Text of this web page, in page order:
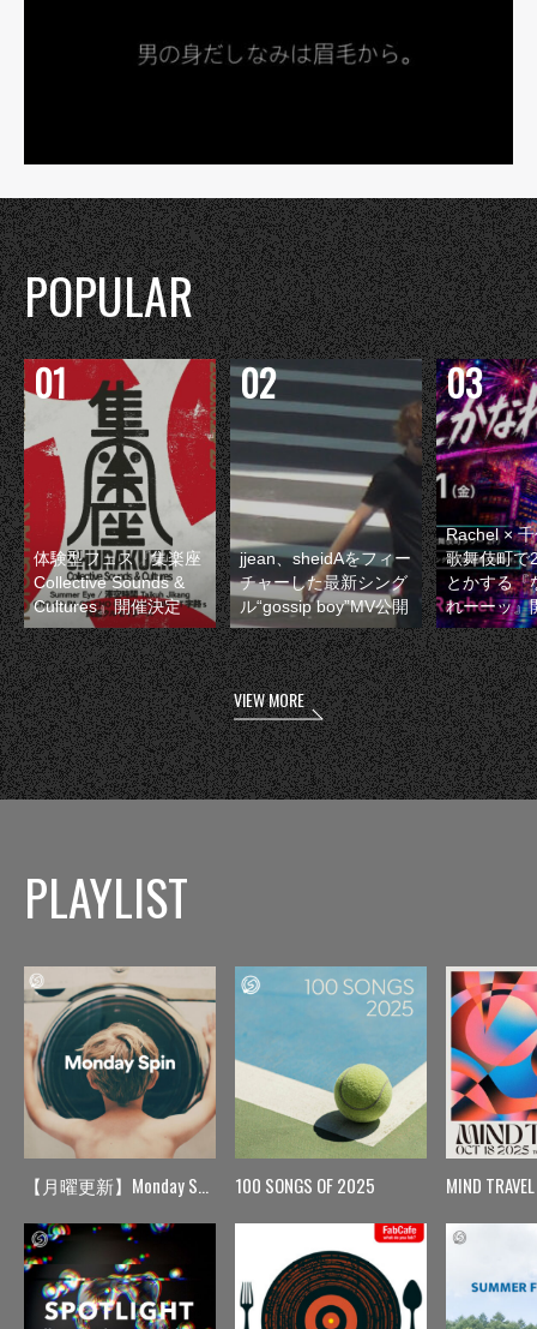
POPULAR
体験型フェス『集楽座
Collective Sounds &
Cultures』開催決定
jjean、sheidAをフィー
チャーした最新シング
ル“gossip boy”MV公開
Rachel ×
歌舞伎町で
とかする『
れーーッ』
VIEW MORE
PLAYLIST
【月曜更新】Monday Spin 100 SONGS OF 2025 MIND TRAVEL